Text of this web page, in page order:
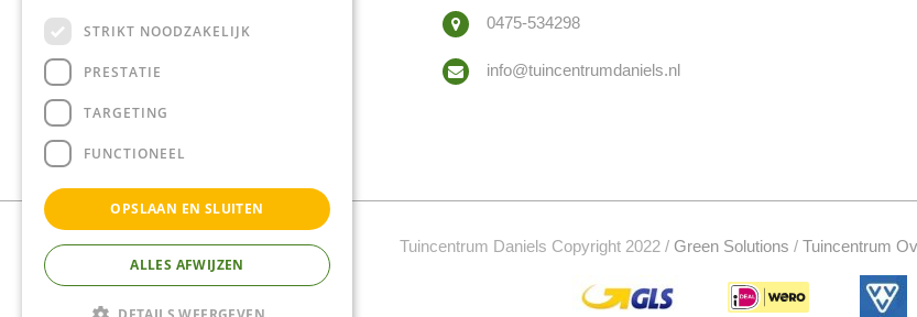
0475-534298
info@tuincentrumdaniels.nl
Tuincentrum Daniels Copyright 2022 / Green Solutions / Tuincentrum
STRIKT NOODZAKELIJK
PRESTATIE
TARGETING
FUNCTIONEEL
OPSLAAN EN SLUITEN
ALLES AFWIJZEN